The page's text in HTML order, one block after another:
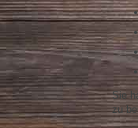
Sie
zu